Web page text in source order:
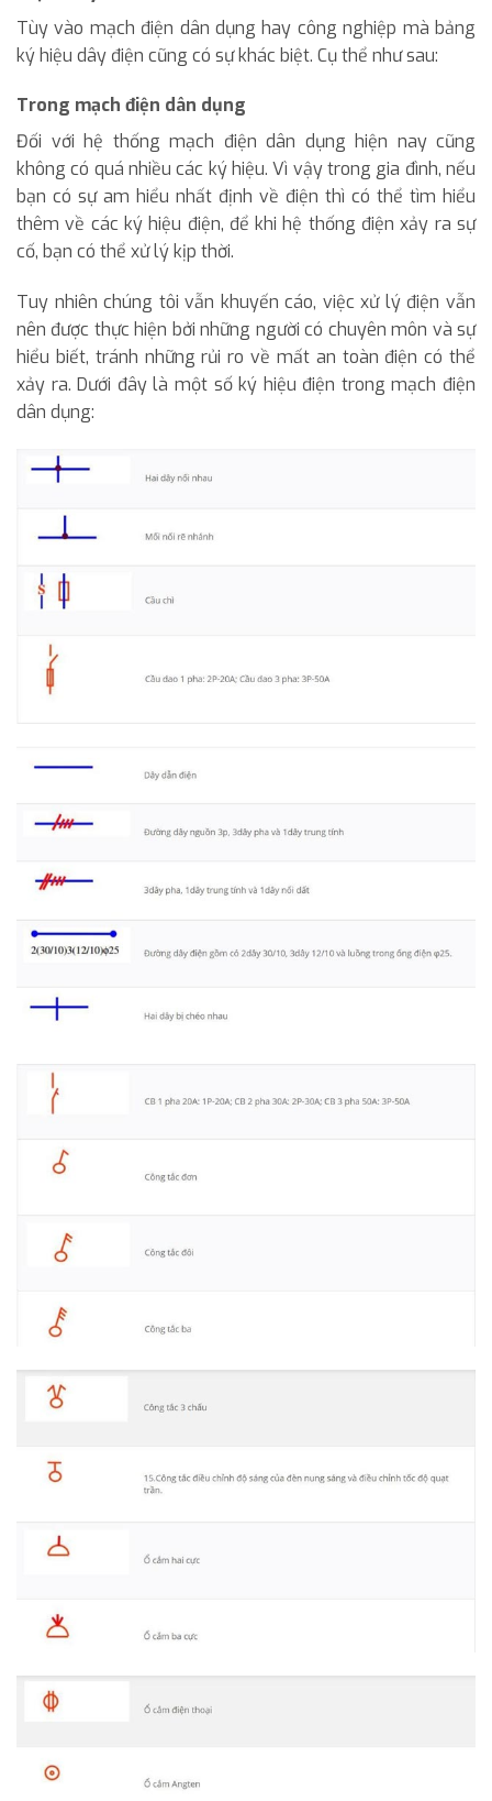
Tùy vào mạch điện dân dụng hay công nghiệp mà bảng
ký hiệu dây điện cũng có sự khác biệt. Cụ thể như sau:
Trong mạch điện dân dụng
Đối với hệ thống mạch điện dân dụng hiện nay cũng
không có quá nhiều các ký hiệu. Vì vậy trong gia đình, nếu
bạn có sự am hiểu nhất định về điện thì có thể tìm hiểu
thêm về các ký hiệu điện, để khi hệ thống điện xảy ra sự
cố, bạn có thể xử lý kịp thời.
Tuy nhiên chúng tôi vẫn khuyến cáo, việc xử lý điện vẫn
nên được thực hiện bởi những người có chuyên môn và sự
hiểu biết, tránh những rủi ro về mất an toàn điện có thể
xảy ra. Dưới đây là một số ký hiệu điện trong mạch điện
dân dụng: